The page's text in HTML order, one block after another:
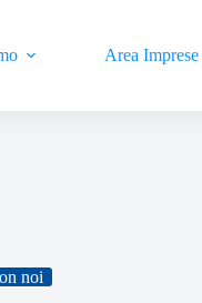
Area Imprese
noi